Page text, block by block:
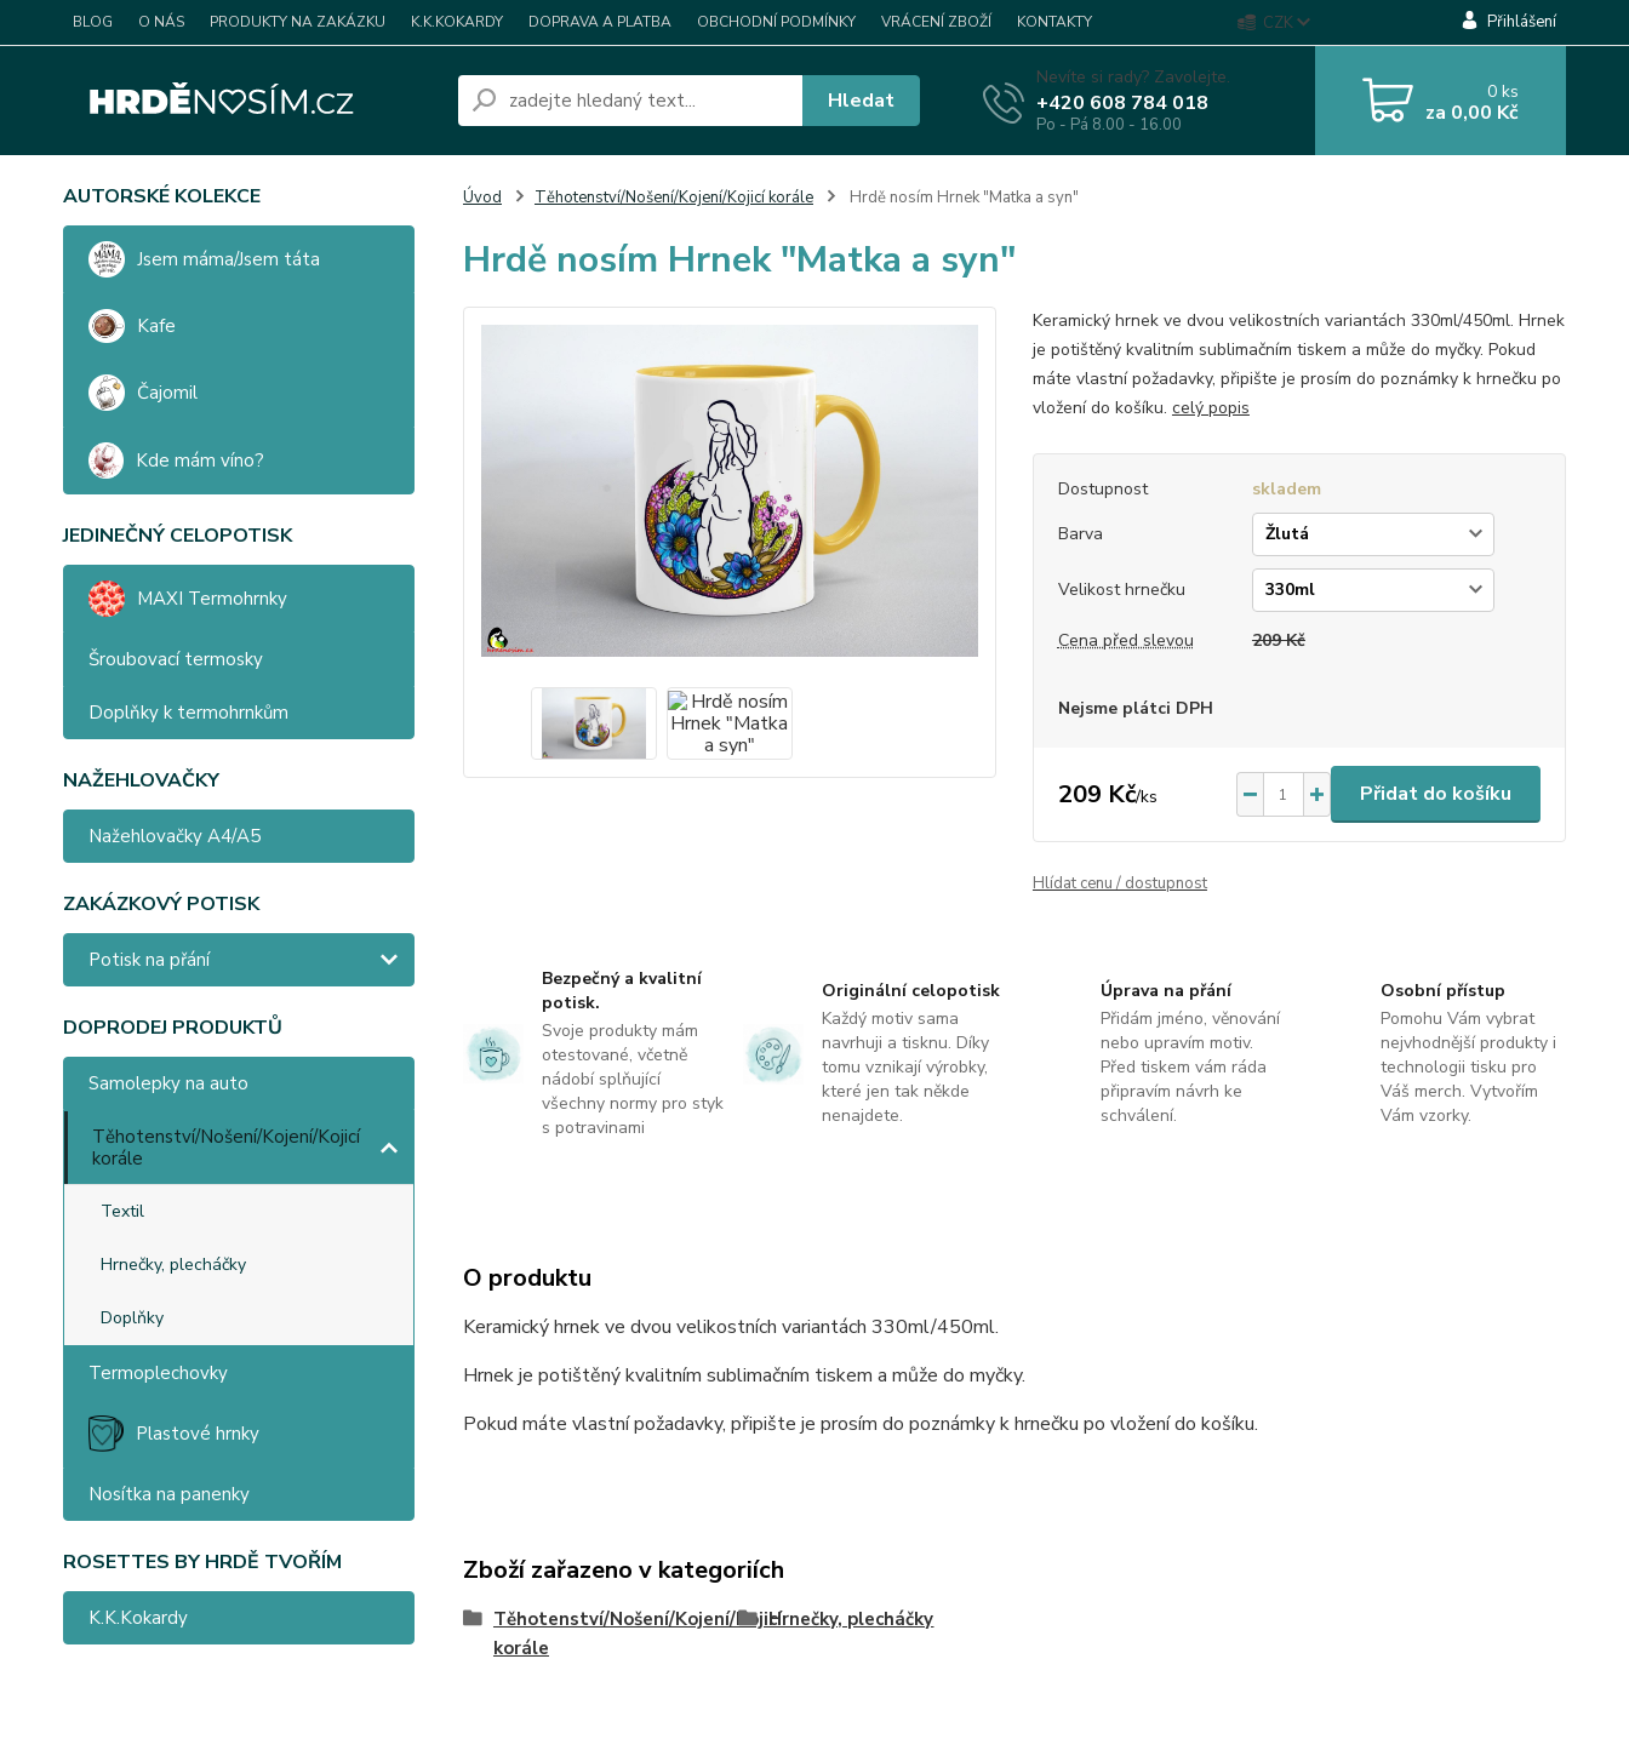
BLOG O NÁS PRODUKTY NA ZAKÁZKU K.K.KOKARDY DOPRAVA A PLATBA OBCHODNÍ PODMÍNKY VRÁCENÍ ZBOŽÍ KONTAKTY CZK Přihlášení
Hledat
Nevíte si rady? Zavolejte.
+420 608 784 018
Po - Pá 8.00 - 16.00
0ks
za 0,00 Kč
AUTORSKÉ KOLEKCE
Jsem máma/Jsem táta
Kafe
Čajomil
Kde mám víno?
JEDINEČNÝ CELOPOTISK
MAXI Termohrnky
Šroubovací termosky
Doplňky k termohrnkům
NAŽEHLOVAČKY
Nažehlovačky A4/A5
ZAKÁZKOVÝ POTISK
Potisk na přání
DOPRODEJ PRODUKTŮ
Samolepky na auto
Těhotenství/Nošení/Kojení/Kojicí
korále
Textil
Hrnečky, plecháčky
Doplňky
Termoplechovky
Plastové hrnky
Nosítka na panenky
ROSETTES BY HRDĚ TVOŘÍM
K.K.Kokardy
Úvod Těhotenství/Nošení/Kojení/Kojicí korále Hrdě nosím Hrnek "Matka a syn"
Hrdě nosím Hrnek "Matka a syn"
Keramický hrnek ve dvou velikostních variantách 330ml/450ml. Hrnek
je potištěný kvalitním sublimačním tiskem a může do myčky. Pokud
máte vlastní požadavky, připište je prosím do poznámky k hrnečku po
vložení do košíku. celý popis
Dostupnost
skladem
Barva
Velikost hrnečku
Cena před slevou 209 Kč
Nejsme plátci DPH
209 Kč/ks Přidat do košíku
Hlídat cenu / dostupnost
Bezpečný a kvalitní
potisk.
Svoje produkty mám
otestované, včetně
nádobí splňující
všechny normy pro styk
s potravinami
Originální celopotisk
Každý motiv sama
navrhuji a tisknu. Díky
tomu vznikají výrobky,
které jen tak někde
nenajdete.
Úprava na přání
Přidám jméno, věnování
nebo upravím motiv.
Před tiskem vám ráda
připravím návrh ke
schválení.
Osobní přístup
Pomohu Vám vybrat
nejvhodnější produkty i
technologii tisku pro
Váš merch. Vytvořím
Vám vzorky.
O produktu
Keramický hrnek ve dvou velikostních variantách 330ml/450ml.
Hrnek je potištěný kvalitním sublimačním tiskem a může do myčky.
Pokud máte vlastní požadavky, připište je prosím do poznámky k hrnečku po vložení do košíku.
Zboží zařazeno v kategoriích
Těhotenství/Nošení/Kojení/Kojicí
korále
Hrnečky, plecháčky